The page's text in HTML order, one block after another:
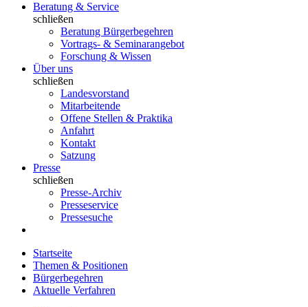
Beratung & Service
schließen
Beratung Bürgerbegehren
Vortrags- & Seminarangebot
Forschung & Wissen
Über uns
schließen
Landesvorstand
Mitarbeitende
Offene Stellen & Praktika
Anfahrt
Kontakt
Satzung
Presse
schließen
Presse-Archiv
Presseservice
Pressesuche
Startseite
Themen & Positionen
Bürgerbegehren
Aktuelle Verfahren